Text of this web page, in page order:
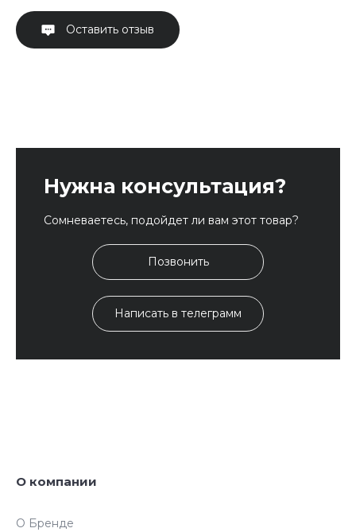
Оставить отзыв
Нужна консультация?
Сомневаетесь, подойдет ли вам этот товар?
Позвонить
Написать в телеграмм
О компании
О Бренде